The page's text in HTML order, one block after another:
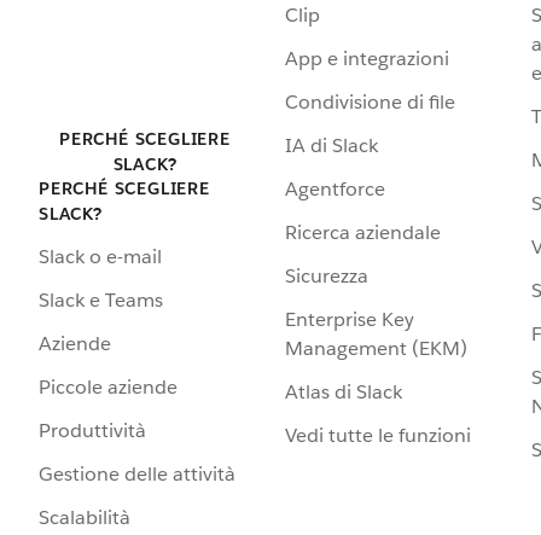
PERCHÉ SCEGLIERE
SLACK?
PERCHÉ SCEGLIERE
SLACK?
Slack o e-mail
Slack e Teams
Aziende
Piccole aziende
Produttività
Gestione delle attività
Scalabilità
Clip
App e integrazioni
Condivisione di file
IA di Slack
Agentforce
Ricerca aziendale
Sicurezza
Enterprise Key
Management (EKM)
Atlas di Slack
Vedi tutte le funzioni